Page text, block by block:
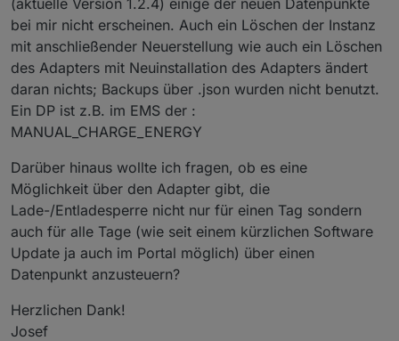
Baum und es gibt auch keine 1:1 Abbildung. Hier ist
also "Intuition" gefragt (weil es keine erschöpfende
Dokumentation gibt).
(aktuelle Version 1.2.4) einige der neuen Datenpunkte
bei mir nicht erscheinen. Auch ein Löschen der Instanz
mit anschließender Neuerstellung wie auch ein Löschen
des Adapters mit Neuinstallation des Adapters ändert
daran nichts; Backups über .json wurden nicht benutzt.
Ein DP ist z.B. im EMS der :
MANUAL_CHARGE_ENERGY
Darüber hinaus wollte ich fragen, ob es eine
Möglichkeit über den Adapter gibt, die
Lade-/Entladesperre nicht nur für einen Tag sondern
auch für alle Tage (wie seit einem kürzlichen Software
Update ja auch im Portal möglich) über einen
Datenpunkt anzusteuern?
Herzlichen Dank!
Josef